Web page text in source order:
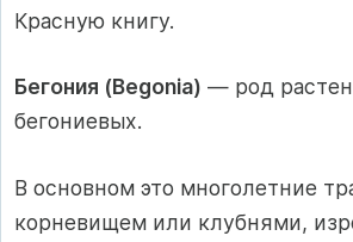
Красную книгу.
Бегония (Begonia) — род
бегониевых.
В основном это многолетние
корневищем или клубнями,